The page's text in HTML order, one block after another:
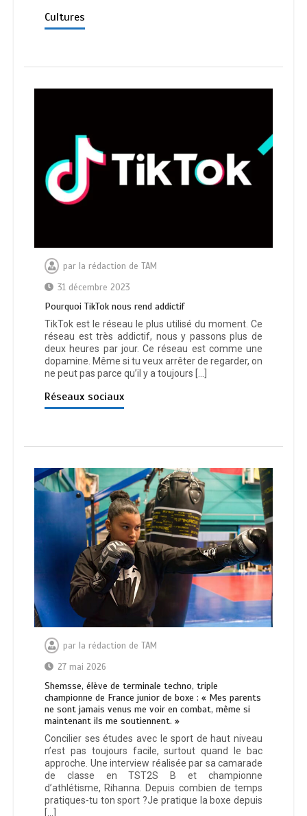
Cultures
par la rédaction de TAM
31 décembre 2023
Pourquoi TikTok nous rend addictif
TikTok est le réseau le plus utilisé du moment. Ce
réseau est très addictif, nous y passons plus de
deux heures par jour. Ce réseau est comme une
dopamine. Même si tu veux arrêter de regarder, on
ne peut pas parce qu’il y a toujours […]
Réseaux sociaux
par la rédaction de TAM
27 mai 2026
Shemsse, élève de terminale techno, triple
championne de France junior de boxe : « Mes parents
ne sont jamais venus me voir en combat, même si
maintenant ils me soutiennent. »
Concilier ses études avec le sport de haut niveau
n’est pas toujours facile, surtout quand le bac
approche. Une interview réalisée par sa camarade
de classe en TST2S B et championne
d’athlétisme, Rihanna. Depuis combien de temps
pratiques-tu ton sport ?Je pratique la boxe depuis
[…]